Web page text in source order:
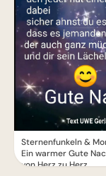
Sternenfunkeln &
Ein warmer Gute
von Herz zu Herz